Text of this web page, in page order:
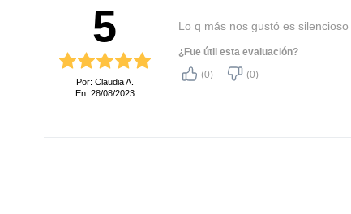
5
Por: Claudia A.
En: 28/08/2023
Lo q más nos gustó es
¿Fue útil esta evaluación?
(0)
(0)